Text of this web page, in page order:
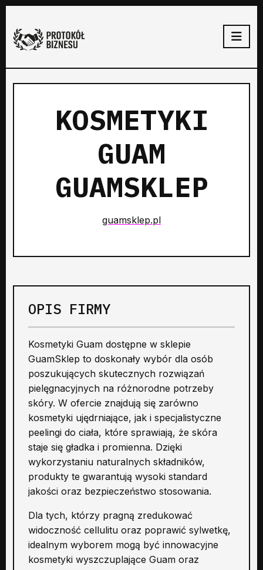
KOSMETYKI
GUAM
GUAMSKLEP
guamsklep.pl
OPIS FIRMY
Kosmetyki Guam dostępne w sklepie
GuamSklep to doskonały wybór dla osób
poszukujących skutecznych rozwiązań
pielęgnacyjnych na różnorodne potrzeby
skóry. W ofercie znajdują się zarówno
kosmetyki ujędrniające, jak i specjalistyczne
peelingi do ciała, które sprawiają, że skóra
staje się gładka i promienna. Dzięki
wykorzystaniu naturalnych składników,
produkty te gwarantują wysoki standard
jakości oraz bezpieczeństwo stosowania.
Dla tych, którzy pragną zredukować
widoczność cellulitu oraz poprawić sylwetkę,
idealnym wyborem mogą być innowacyjne
kosmetyki wyszczuplające Guam oraz